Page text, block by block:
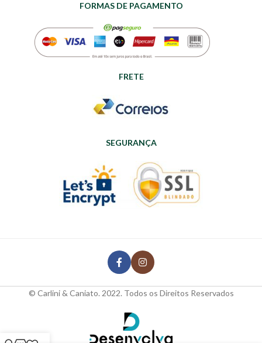
FORMAS DE PAGAMENTO
FRETE
SEGURANÇA
© Carlini & Caniato. 2022. Todos os Direitos Reservados